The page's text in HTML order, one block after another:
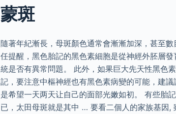
蒙斑
隨著年紀漸長，母斑顏色通常會漸漸加深，甚至
任提醒，黑色胎記的黑色素細胞是從神經外胚層
統是否有異常問題。 此外，如果巨大先天性黑色
記，要注意中樞神經也有黑色素病變的可能，建
是希望一天两天让自己的面部光嫩如初。 有些胎
已，太田母斑就是其中 … 要看二個人的家族基因,